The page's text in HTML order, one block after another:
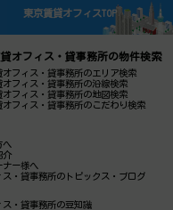
東京賃貸オフィスTOP
オフィス・貸事務所の物件検索
オフィス・貸事務所のエリア検索
オフィス・貸事務所の沿線検索
オフィス・貸事務所の地図検索
オフィス・貸事務所のこだわり検索
へ
介
ナー様へ
ス・貸事務所のトピックス・ブログ
ス・貸事務所の豆知識